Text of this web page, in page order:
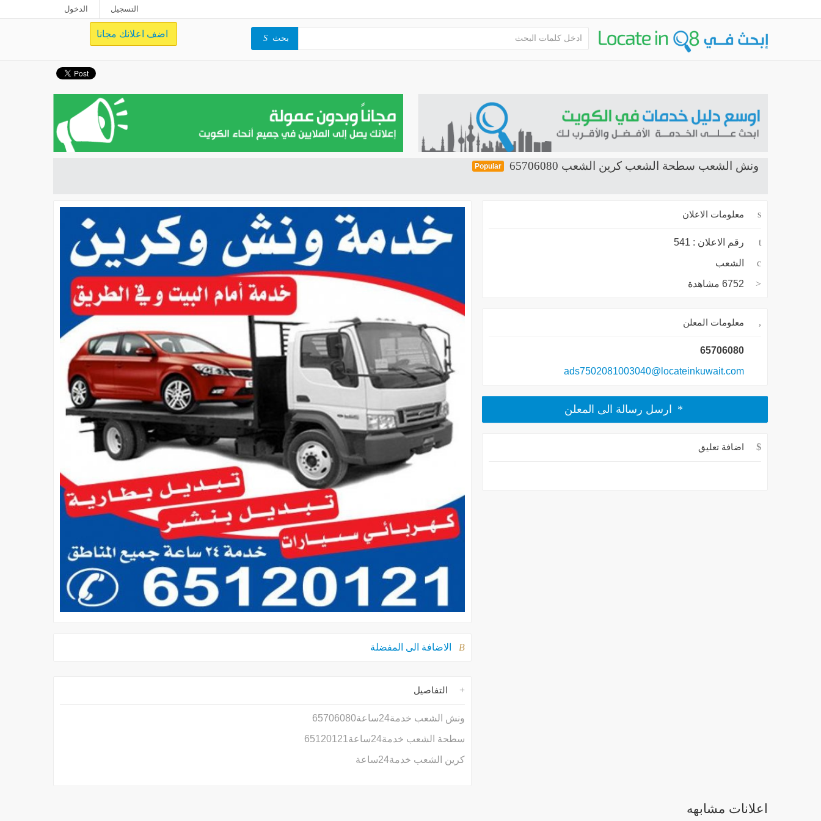
الدخول التسجيل
اضف اعلانك مجانا بحث
ونش الشعب سطحة الشعب كرين الشعب 65706080 Popular
الاضافة الى المفضلة
التفاصيل
ونش الشعب خدمة24ساعة65706080
سطحة الشعب خدمة24ساعة65120121
كرين الشعب خدمة24ساعة
معلومات الاعلان
رقم الاعلان : 541
الشعب
6752 مشاهدة
معلومات المعلن
65706080
ads7502081003040@locateinkuwait.com
ارسل رسالة الى المعلن
اضافة تعليق
اعلانات مشابهه